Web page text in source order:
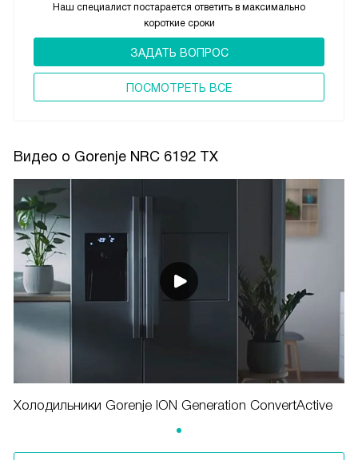
Наш специалист постарается ответить в максимально
короткие сроки
ЗАДАТЬ ВОПРОС
ПОCМОТРЕТЬ ВСЕ
Видео о Gorenje NRC 6192 TX
Холодильники Gorenje ION Generation ConvertActive